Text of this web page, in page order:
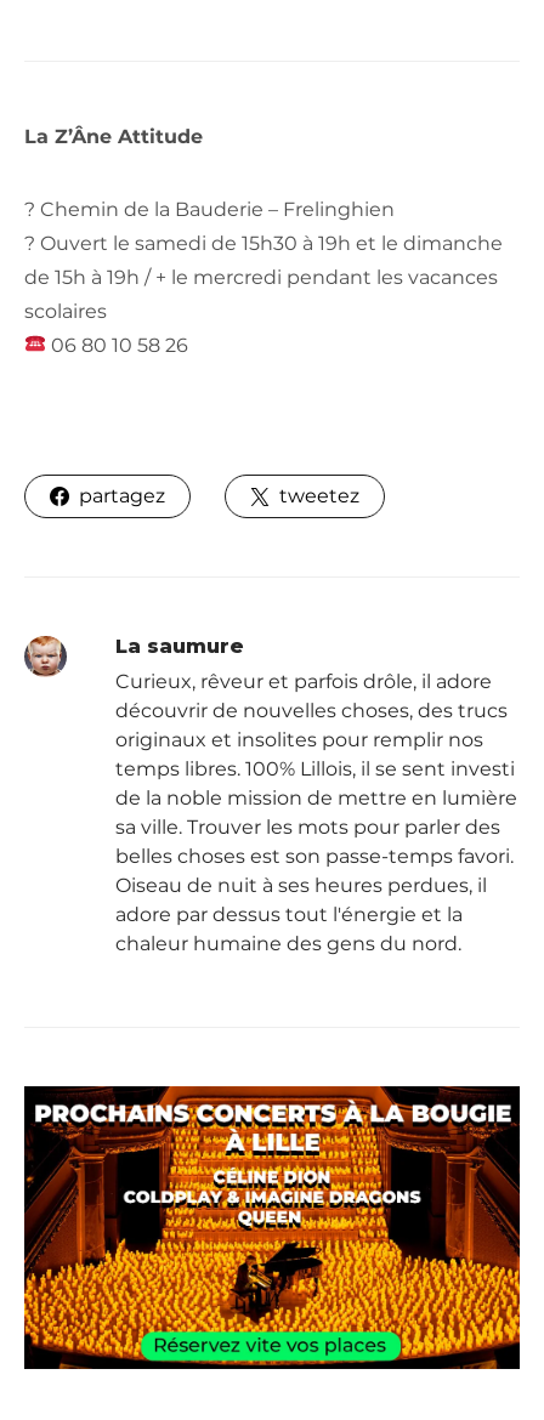
La Z’Âne Attitude
? Chemin de la Bauderie – Frelinghien
? Ouvert le samedi de 15h30 à 19h et le dimanche
de 15h à 19h / + le mercredi pendant les vacances
scolaires
06 80 10 58 26
partagez tweetez
La saumure
Curieux, rêveur et parfois drôle, il adore
découvrir de nouvelles choses, des trucs
originaux et insolites pour remplir nos
temps libres. 100% Lillois, il se sent investi
de la noble mission de mettre en lumière
sa ville. Trouver les mots pour parler des
belles choses est son passe-temps favori.
Oiseau de nuit à ses heures perdues, il
adore par dessus tout l'énergie et la
chaleur humaine des gens du nord.